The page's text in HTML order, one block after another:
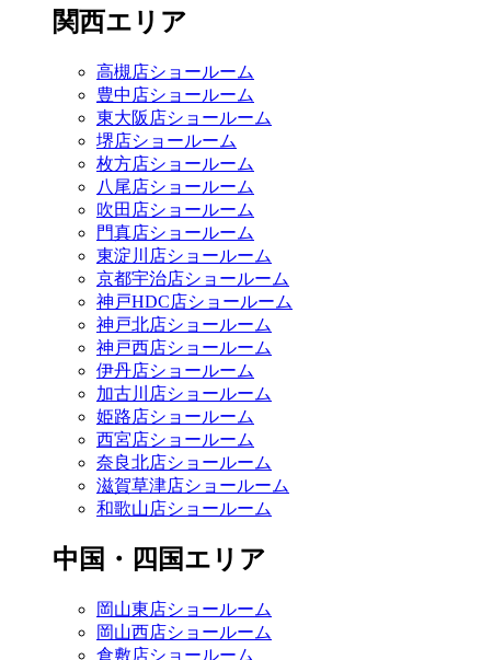
関西エリア
高槻店ショールーム
豊中店ショールーム
東大阪店ショールーム
堺店ショールーム
枚方店ショールーム
八尾店ショールーム
吹田店ショールーム
門真店ショールーム
東淀川店ショールーム
京都宇治店ショールーム
神戸HDC店ショールーム
神戸北店ショールーム
神戸西店ショールーム
伊丹店ショールーム
加古川店ショールーム
姫路店ショールーム
西宮店ショールーム
奈良北店ショールーム
滋賀草津店ショールーム
和歌山店ショールーム
中国・四国エリア
岡山東店ショールーム
岡山西店ショールーム
倉敷店ショールーム